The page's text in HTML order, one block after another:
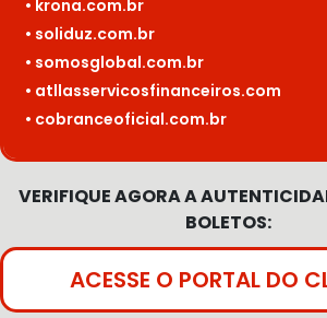
• krona.com.br
• soliduz.com.br
• somosglobal.com.br
• atllasservicosfinanceiros.com
• cobranceoficial.com.br
VERIFIQUE AGORA A
BOLETOS:
ACESSE O PORTAL DO